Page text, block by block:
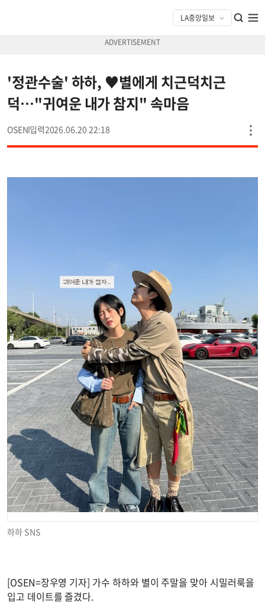
'정관수술' 하하, ♥별에게 치근덕치근
덕…"귀여운 내가 참지" 속마음
OSEN 2026.06.20 22:18
하하 SNS
[OSEN=장우영 기자] 가수 하하와 별이 주말을 맞아 시밀러룩을
입고 데이트를 즐겼다.